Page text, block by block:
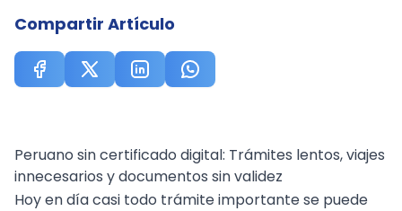
Compartir Artículo
Peruano sin certificado digital: Trámites lentos, viajes
innecesarios y documentos sin validez
Hoy en día casi todo trámite importante se puede